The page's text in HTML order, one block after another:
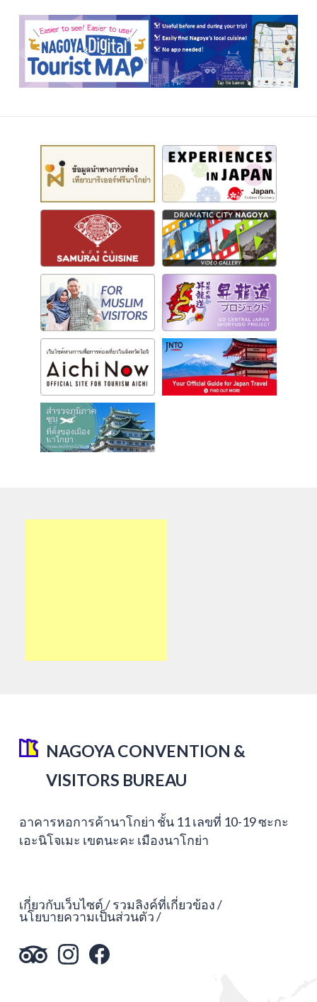
NAGOYA CONVENTION &
VISITORS BUREAU
อาคารหอการค้านาโกย่า ชั้น 11 เลขที่ 10-19 ซะกะ
เอะนิโจเมะ เขตนะคะ เมืองนาโกย่า
เกี่ยวกับเว็บไซต์ รวมลิงค์ที่เกี่ยวข้อง
นโยบายความเป็นส่วนตัว